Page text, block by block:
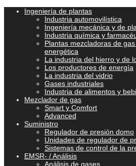
Ingeniería de plantas
Industria automovilística
Ingeniería mecánica y de
Industria química y
Plantas mezcladoras de
energética
La industria del hierro y de
Los productores de energía
La industria del vidrio
Gases industriales
Industria de alimentos y
Mezclador de gas
Smart y Comfort
Advanced
Suministro
Regulador de presión domo
Unidades de regulador de
Sistemas de control de la
EMSR- / Análisis
Análisis de gases